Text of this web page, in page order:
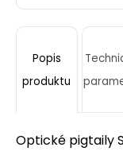
Popis
produktu
Optické pigtaily